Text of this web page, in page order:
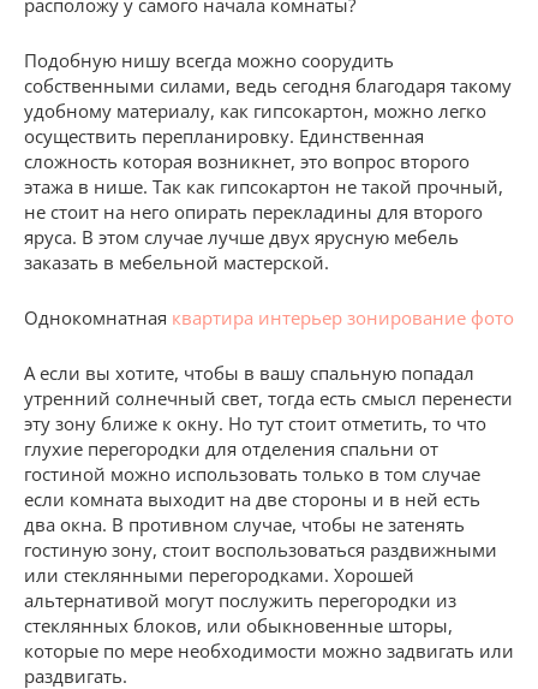
Подобную нишу всегда можно соорудить
собственными силами, ведь сегодня благодаря такому
удобному материалу, как гипсокартон, можно легко
осуществить перепланировку. Единственная
сложность которая возникнет, это вопрос второго
этажа в нише. Так как гипсокартон не такой прочный,
не стоит на него опирать перекладины для второго
яруса. В этом случае лучше двух ярусную мебель
заказать в мебельной мастерской.
Однокомнатная квартира интерьер зонирование фото
А если вы хотите, чтобы в вашу спальную попадал
утренний солнечный свет, тогда есть смысл перенести
эту зону ближе к окну. Но тут стоит отметить, то что
глухие перегородки для отделения спальни от
гостиной можно использовать только в том случае
если комната выходит на две стороны и в ней есть
два окна. В противном случае, чтобы не затенять
гостиную зону, стоит воспользоваться раздвижными
или стеклянными перегородками. Хорошей
альтернативой могут послужить перегородки из
стеклянных блоков, или обыкновенные шторы,
которые по мере необходимости можно задвигать или
раздвигать.